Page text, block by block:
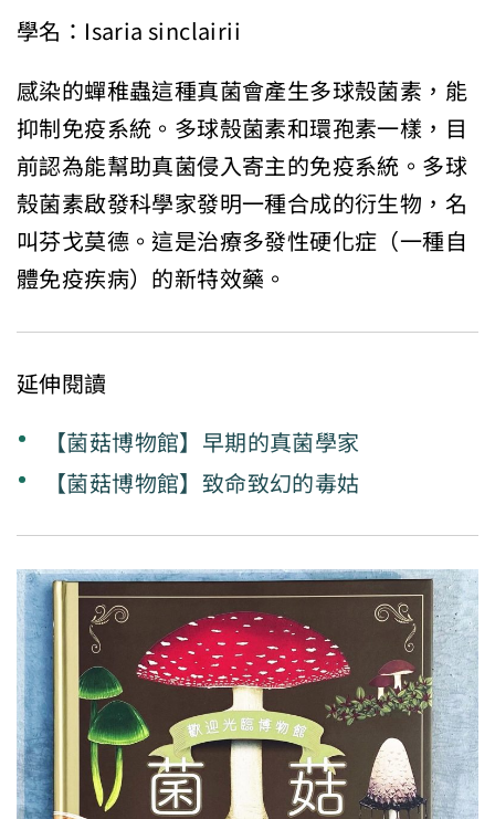
學名：Isaria sinclairii
感染的蟬稚蟲這種真菌會產生多球殼菌素，能
抑制免疫系統。多球殼菌素和環孢素一樣，目
前認為能幫助真菌侵入寄主的免疫系統。多球
殼菌素啟發科學家發明一種合成的衍生物，名
叫芬戈莫德。這是治療多發性硬化症（一種自
體免疫疾病）的新特效藥。
延伸閱讀
【菌菇博物館】早期的真菌學家
【菌菇博物館】致命致幻的毒姑